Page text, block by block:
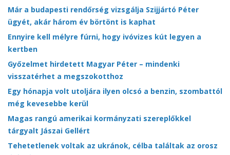
Már a budapesti rendőrség vizsgálja Szijjártó Péter
ügyét, akár három év börtönt is kaphat
Ennyire kell mélyre fúrni, hogy ivóvizes kút legyen a
kertben
Győzelmet hirdetett Magyar Péter – mindenki
visszatérhet a megszokotthoz
Egy hónapja volt utoljára ilyen olcsó a benzin, szombattól
még kevesebbe kerül
Magas rangú amerikai kormányzati szereplőkkel
tárgyalt Jászai Gellért
Tehetetlenek voltak az ukránok, célba találtak az orosz